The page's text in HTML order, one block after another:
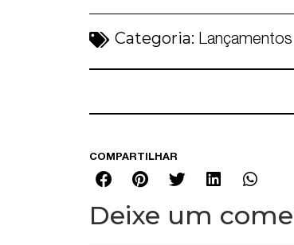
Categoria: Lançamentos
COMPARTILHAR
Deixe um